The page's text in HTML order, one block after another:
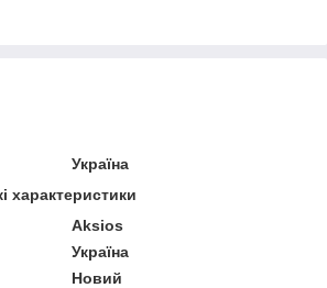
Україна
характеристики
Aksios
Україна
Новий